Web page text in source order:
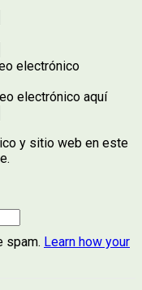
electrónico
electrónico aquí
y sitio web en este
spam. Learn how your